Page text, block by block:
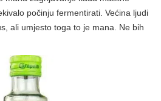
počinju fermentirati. Većina ljudi
ali umjesto toga to je mana. Ne bih